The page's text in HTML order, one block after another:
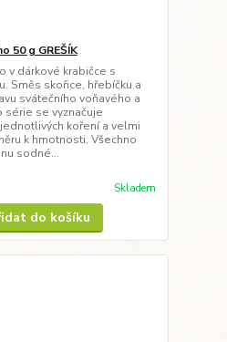
50 g GREŠÍK
v dárkové krabičce s
Směs skořice, hřebíčku a
svátečního voňavého a
série se vyznačuje
koření a velmi
k hmotnosti. Všechno
sodné...
Skladem
do košíku